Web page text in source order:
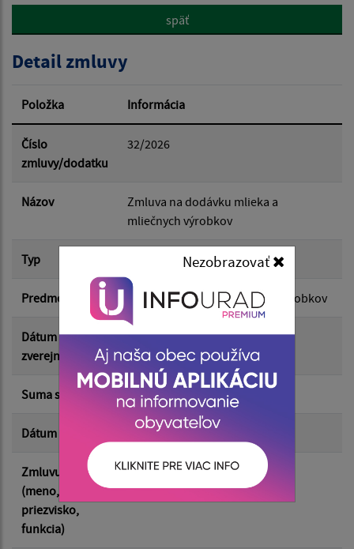
Nezobrazovať
Hľadať v:
Dátum od:
Dátum do:
Suma od:
Suma do:
Typ:
späť
Detail zmluvy
Položka Informácia
Číslo
zmluvy/dodatku
32/2026
Názov
Zmluva na dodávku mlieka a
mliečnych výrobkov
Typ Hlavná zmluva
Predmet dodávka mlieka a mliečnych výrobkov
Dátum
zverejnenia
24.06.2026
Suma s DPH* 0.00 €
Dátum uzavretia 13.04.2026
Zmluvu uzavrel
(meno,
priezvisko,
funkcia)
Martin Kövér - starosta obce